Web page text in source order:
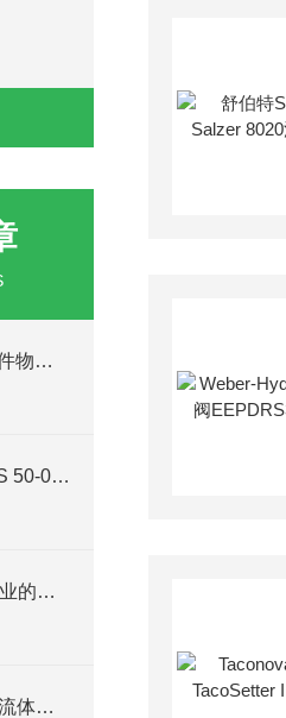
HADEF起重工具在搬运成件物品种有哪些特点？
德国BEHLKE高压开关HTS 50-05简化了安装过程
TEADIT密封垫片在化工行业的广泛应用与优势分析
Warex阀门DKZ103：工业流体控制的可靠之选